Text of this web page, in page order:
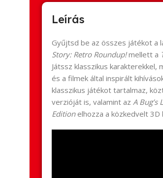
Leírás
Gyűjtsd be az összes játékot a
Story: Retro Roundup!mellett a
Játssz klasszikus karakterekkel,
és a filmek által inspirált
klasszikus játékot tartalmaz,
verzióját is, valamint az A Bug’s
Editionelhozza a közkedvelt 3D